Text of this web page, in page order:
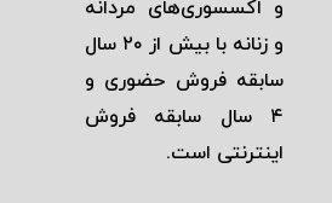
و اكسسوری‌های مردانه
و زنانه با بيش از ٢٠ سال
سابقه فروش حضوری و
٤ سال سابقه فروش
اينترنتی است.